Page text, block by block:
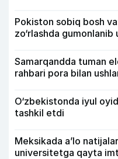
Pokiston sobiq bosh
zo‘rlashda
Samarqandda tuman
rahbari pora bilan
O‘zbekistonda iyul
tashkil etdi
Meksikada a’lo
universitetga qayta